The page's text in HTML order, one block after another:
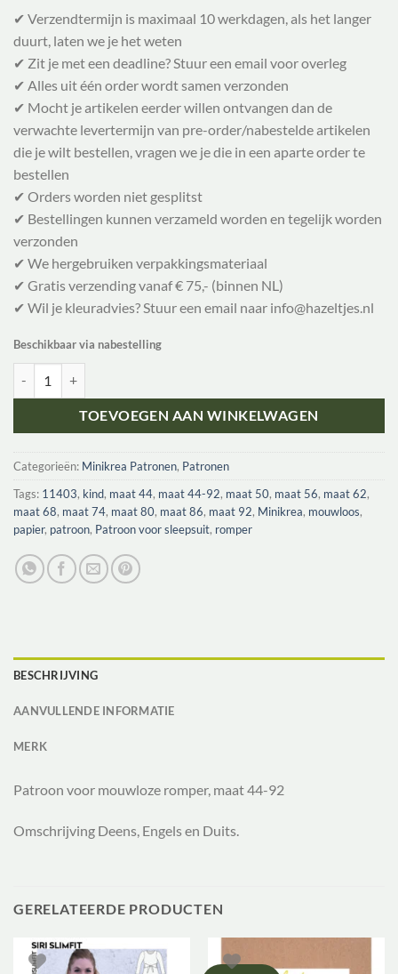
✔ Verzendtermijn is maximaal 10 werkdagen, als het langer
duurt, laten we je het weten
✔ Zit je met een deadline? Stuur een email voor overleg
✔ Alles uit één order wordt samen verzonden
✔ Mocht je artikelen eerder willen ontvangen dan de
verwachte levertermijn van pre-order/nabestelde artikelen
die je wilt bestellen, vragen we je die in een aparte order te
bestellen
✔ Orders worden niet gesplitst
✔ Bestellingen kunnen verzameld worden en tegelijk worden
verzonden
✔ We hergebruiken verpakkingsmateriaal
✔ Gratis verzending vanaf € 75,- (binnen NL)
✔ Wil je kleuradvies? Stuur een email naar info@hazeltjes.nl
Beschikbaar via nabestelling
TOEVOEGEN AAN WINKELWAGEN
Categorieën: Minikrea Patronen, Patronen
Tags: 11403, kind, maat 44, maat 44-92, maat 50, maat 56, maat 62,
maat 68, maat 74, maat 80, maat 86, maat 92, Minikrea, mouwloos,
papier, patroon, Patroon voor sleepsuit, romper
BESCHRIJVING
AANVULLENDE INFORMATIE
MERK
Patroon voor mouwloze romper, maat 44-92
Omschrijving Deens, Engels en Duits.
GERELATEERDE PRODUCTEN